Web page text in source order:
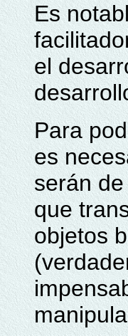
Es
el
Para
es
serán
que
objetos